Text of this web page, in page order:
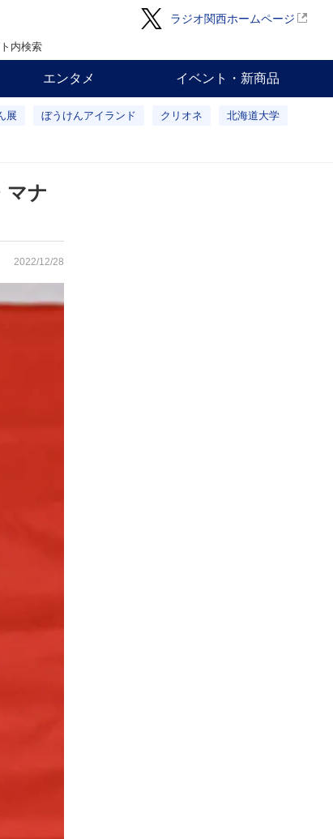
ラジオ関西ホームページ
内検索
エンタメ イベント・新商品
展 ぼうけんアイランド クリオネ 北海道大学
マナ
2022/12/28